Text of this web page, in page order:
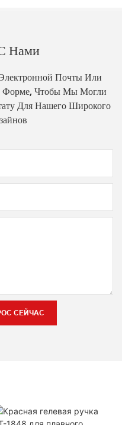
Нами
Почты Или
Форме, Чтобы Мы Могли
Для Нашего Широкого
СЕЙЧАС